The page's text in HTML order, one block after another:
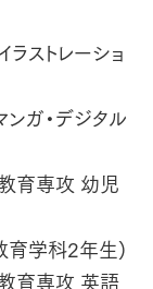
ストレーショ
ガ・デジタル
育専攻 幼児
育学科2年生)
育専攻 英語